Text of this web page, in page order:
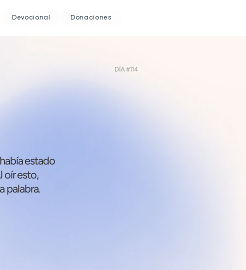
Devocional Donaciones
DÍA #114
estado
oír esto,
palabra.